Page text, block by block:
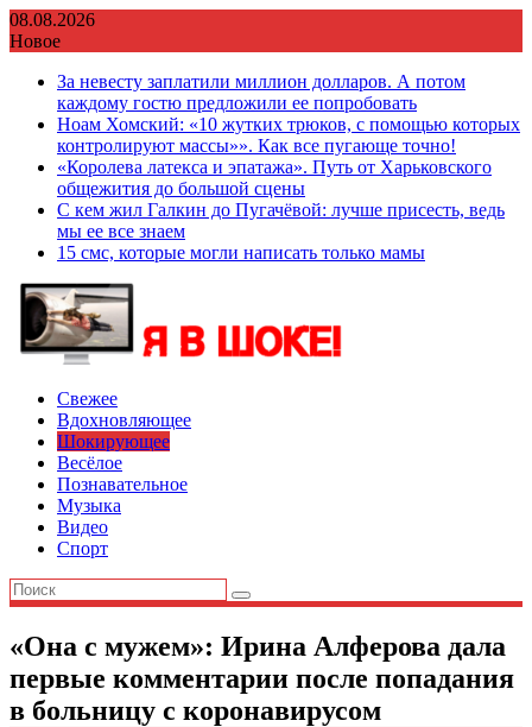
Перейти
к
08.08.2026
Новое
За невесту заплатили миллион долларов. А потом
каждому гостю предложили ее попробовать
Ноам Хомский: «10 жутких трюков, с помощью которых
контролируют массы»». Как все пугающе точно!
«Королева латекса и эпатажа». Путь от Харьковского
общежития до большой сцены
С кем жил Галкин до Пугачёвой: лучше присесть, ведь
мы ее все знаем
15 смс, которые могли написать только мамы
Свежее
Вдохновляющее
Шокирующее
Весёлое
Познавательное
Музыка
Видео
Спорт
«Она с мужем»: Ирина Алферова дала
первые комментарии после попадания
в больницу с коронавирусом